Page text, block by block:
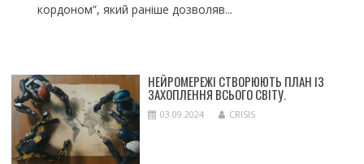
кордоном”, який раніше дозволяв...
НЕЙРОМЕРЕЖІ СТВОРЮЮТЬ ПЛАН ІЗ
ЗАХОПЛЕННЯ ВСЬОГО СВІТУ.
03.09.2024 CRISIS